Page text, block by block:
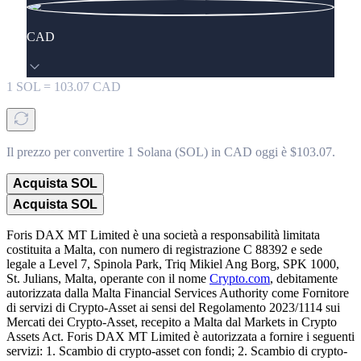
CAD
1 SOL = 103.07 CAD
Il prezzo per convertire 1 Solana (SOL) in CAD oggi è $103.07.
Acquista SOL
Acquista SOL
Foris DAX MT Limited è una società a responsabilità limitata
costituita a Malta, con numero di registrazione C 88392 e sede
legale a Level 7, Spinola Park, Triq Mikiel Ang Borg, SPK 1000,
St. Julians, Malta, operante con il nome Crypto.com, debitamente
autorizzata dalla Malta Financial Services Authority come Fornitore
di servizi di Crypto-Asset ai sensi del Regolamento 2023/1114 sui
Mercati dei Crypto-Asset, recepito a Malta dal Markets in Crypto
Assets Act. Foris DAX MT Limited è autorizzata a fornire i seguenti
servizi: 1. Scambio di crypto-asset con fondi; 2. Scambio di crypto-